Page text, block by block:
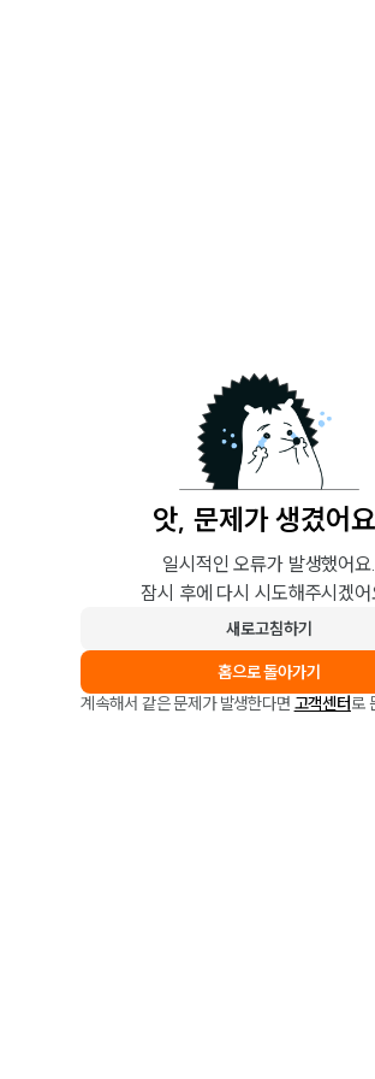
앗, 문제가 생겼어
일시적인 오류가 발생했어요.
잠시 후에 다시 시도해주시겠
새로고침하기
홈으로 돌아가기
계속해서 같은 문제가 발생한다면 고객센터로